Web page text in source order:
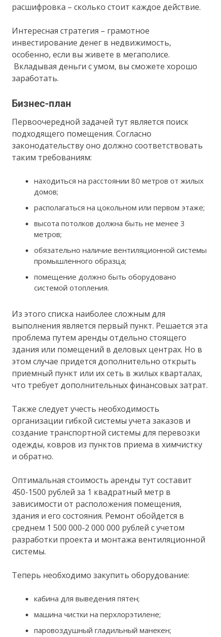
расшифровка – сколько стоит каждое действие.
Интересная стратегия – грамотное
инвестирование денег в недвижимость,
особенно, если вы живете в мегаполисе.
Вкладывая деньги с умом, вы сможете хорошо
заработать.
Бизнес-план
Первоочередной задачей тут является поиск
подходящего помещения. Согласно
законодательству оно должно соответствовать
таким требованиям:
находиться на расстоянии 80 метров от жилых
домов;
располагаться на цокольном или первом этаже;
высота потолков должна быть не менее 3
метров;
обязательно наличие вентиляционной системы
промышленного образца;
помещение должно быть оборудовано
системой отопления.
Из этого списка наиболее сложным для
выполнения является первый пункт. Решается эта
проблема путем аренды отдельно стоящего
здания или помещений в деловых центрах. Но в
этом случае придется дополнительно открыть
приемный пункт или их сеть в жилых кварталах,
что требует дополнительных финансовых затрат.
Также следует учесть необходимость
организации гибкой системы учета заказов и
создание транспортной системы для перевозки
одежды, ковров из пунктов приема в химчистку
и обратно.
Оптимальная стоимость аренды тут составит
450-1500 рублей за 1 квадратный метр в
зависимости от расположения помещения,
здания и его состояния. Ремонт обойдется в
среднем 1 500 000-2 000 000 рублей с учетом
разработки проекта и монтажа вентиляционной
системы.
Теперь необходимо закупить оборудование:
кабина для выведения пятен;
машина чистки на перхлорэтилене;
паровоздушный гладильный манекен;